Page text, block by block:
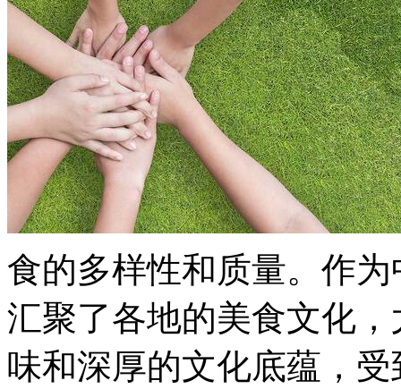
食的多样性和质量。作
汇聚了各地的美食文化
味和深厚的文化底蕴，